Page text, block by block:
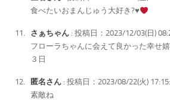
食べたいおまんじゅう大好き?♥️
さぁちゃん : 投稿日：2023/12/03(日)
フローラちゃんに会えて良かった幸せ
３日
匿名さん : 投稿日：2023/08/22(火)
素敵ね